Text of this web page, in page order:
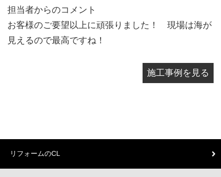
担当者からのコメント
お客様のご要望以上に頑張りました！ 現場は海が
見えるので最高ですね！
施工事例を見る
リフォームのCL